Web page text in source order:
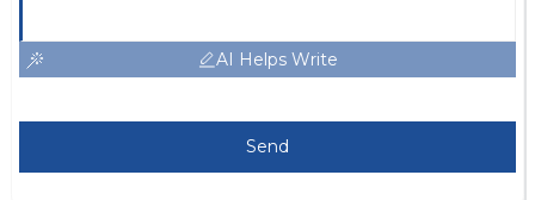
AI Helps Write
Send